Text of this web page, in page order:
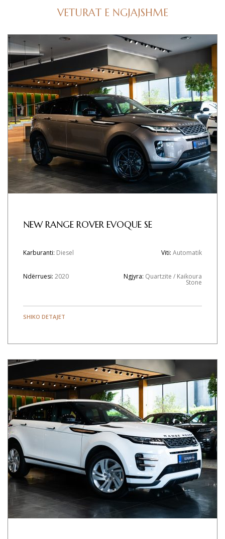
VETURAT E NGJAJSHME
NEW RANGE ROVER EVOQUE SE
Karburanti: Diesel Viti: Automatik
Ndërruesi: 2020 Ngjyra: Quartzite / Kaikoura
Stone
SHIKO DETAJET